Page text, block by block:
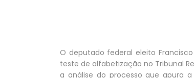
O deputado federal eleito Francisco
teste de alfabetização no Tribunal
a análise do processo que apura